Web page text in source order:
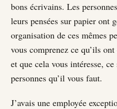
bons écrivains. Les
leurs pensées sur papier ont
organisation de ces mêmes
vous comprenez ce qu’ils
et que cela vous intéresse,
personnes qu’il vous faut.
J’avais une employée